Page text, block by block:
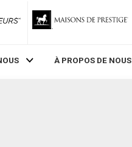
RLP
À PROPOS DE NOUS